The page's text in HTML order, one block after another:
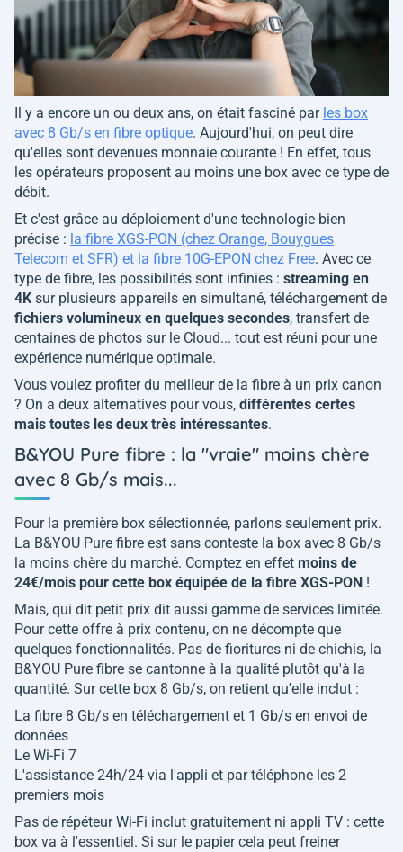
Il y a encore un ou deux ans, on était fasciné par les box
avec 8 Gb/s en fibre optique. Aujourd'hui, on peut dire
qu'elles sont devenues monnaie courante ! En effet, tous
les opérateurs proposent au moins une box avec ce type de
débit.
Et c'est grâce au déploiement d'une technologie bien
précise : la fibre XGS-PON (chez Orange, Bouygues
Telecom et SFR) et la fibre 10G-EPON chez Free. Avec ce
type de fibre, les possibilités sont infinies : streaming en
4K sur plusieurs appareils en simultané, téléchargement de
fichiers volumineux en quelques secondes, transfert de
centaines de photos sur le Cloud... tout est réuni pour une
expérience numérique optimale.
Vous voulez profiter du meilleur de la fibre à un prix canon
? On a deux alternatives pour vous, différentes certes
mais toutes les deux très intéressantes.
B&YOU Pure fibre : la "vraie" moins chère
avec 8 Gb/s mais...
Pour la première box sélectionnée, parlons seulement prix.
La B&YOU Pure fibre est sans conteste la box avec 8 Gb/s
la moins chère du marché. Comptez en effet moins de
24€/mois pour cette box équipée de la fibre XGS-PON !
Mais, qui dit petit prix dit aussi gamme de services limitée.
Pour cette offre à prix contenu, on ne décompte que
quelques fonctionnalités. Pas de fioritures ni de chichis, la
B&YOU Pure fibre se cantonne à la qualité plutôt qu'à la
quantité. Sur cette box 8 Gb/s, on retient qu'elle inclut :
La fibre 8 Gb/s en téléchargement et 1 Gb/s en envoi de
données
Le Wi-Fi 7
L'assistance 24h/24 via l'appli et par téléphone les 2
premiers mois
Pas de répéteur Wi-Fi inclut gratuitement ni appli TV : cette
box va à l'essentiel. Si sur le papier cela peut freiner